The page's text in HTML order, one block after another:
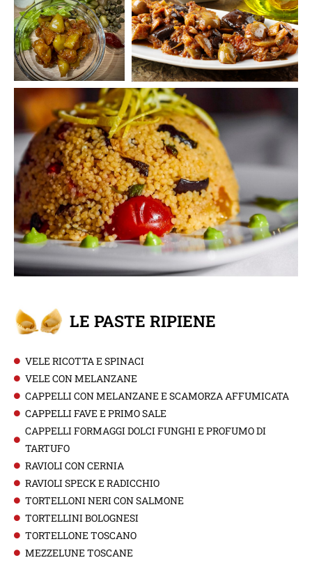
LE PASTE RIPIENE
VELE RICOTTA E SPINACI
VELE CON MELANZANE
CAPPELLI CON MELANZANE E SCAMORZA AFFUMICATA
CAPPELLI FAVE E PRIMO SALE
CAPPELLI FORMAGGI DOLCI FUNGHI E PROFUMO DI
TARTUFO
RAVIOLI CON CERNIA
RAVIOLI SPECK E RADICCHIO
TORTELLONI NERI CON SALMONE
TORTELLINI BOLOGNESI
TORTELLONE TOSCANO
MEZZELUNE TOSCANE